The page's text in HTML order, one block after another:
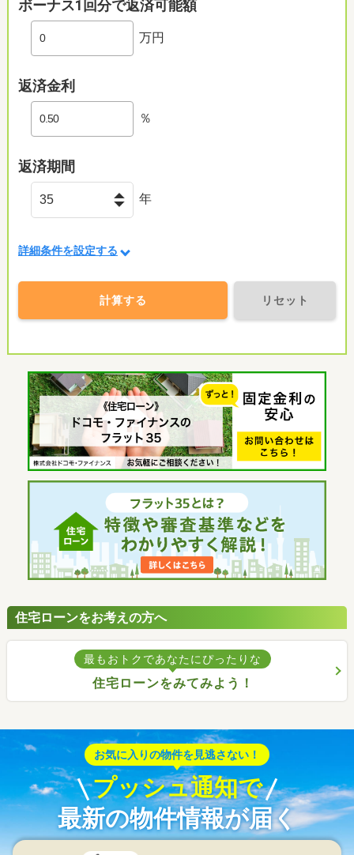
ボーナス1回分で返済可能額
万円
返済金利
％
返済期間
年
詳細条件を設定する
計算する リセット
住宅ローンをお考えの方へ
最もおトクであなたにぴったりな
住宅ローンをみてみよう！
お気に入りの物件を見逃さない！
プッシュ通知で
最新の物件情報が届く